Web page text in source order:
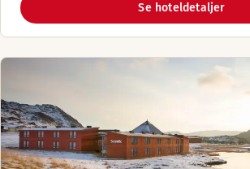
Se hoteldetaljer